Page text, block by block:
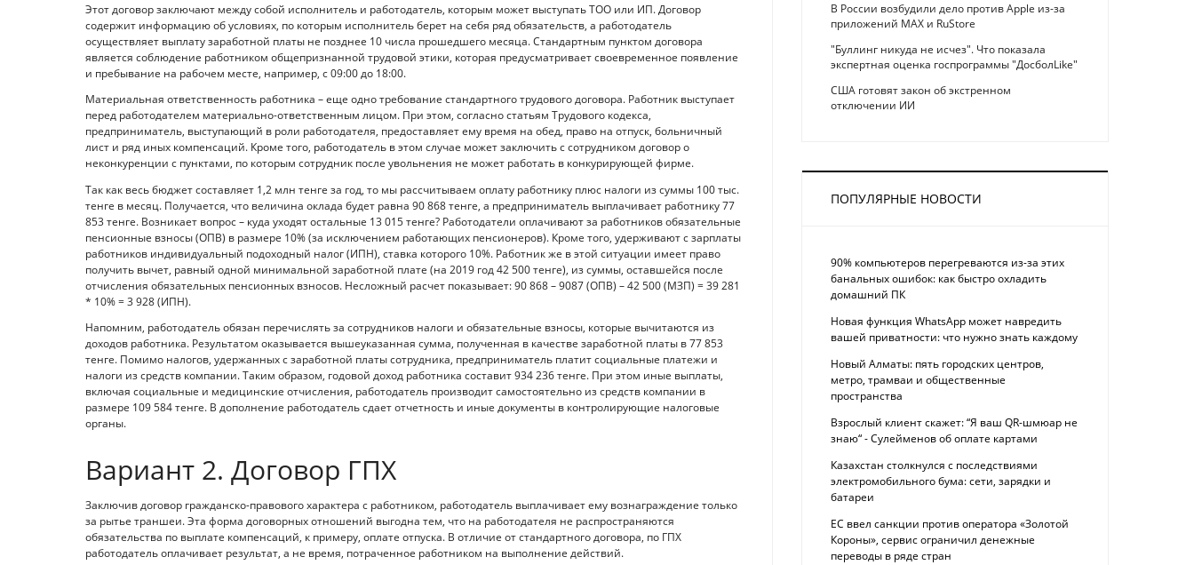
Этот договор заключают между собой исполнитель и работодатель, которым может выступать ТОО или ИП. Договор
содержит информацию об условиях, по которым исполнитель берет на себя ряд обязательств, а работодатель
осуществляет выплату заработной платы не позднее 10 числа прошедшего месяца. Стандартным пунктом договора
является соблюдение работником общепризнанной трудовой этики, которая предусматривает своевременное появление
и пребывание на рабочем месте, например, с 09:00 до 18:00.
Материальная ответственность работника – еще одно требование стандартного трудового договора. Работник выступает
перед работодателем материально-ответственным лицом. При этом, согласно статьям Трудового кодекса,
предприниматель, выступающий в роли работодателя, предоставляет ему время на обед, право на отпуск, больничный
лист и ряд иных компенсаций. Кроме того, работодатель в этом случае может заключить с сотрудником договор о
неконкуренции с пунктами, по которым сотрудник после увольнения не может работать в конкурирующей фирме.
Так как весь бюджет составляет 1,2 млн тенге за год, то мы рассчитываем оплату работнику плюс налоги из суммы 100 тыс.
тенге в месяц. Получается, что величина оклада будет равна 90 868 тенге, а предприниматель выплачивает работнику 77
853 тенге. Возникает вопрос – куда уходят остальные 13 015 тенге? Работодатели оплачивают за работников обязательные
пенсионные взносы (ОПВ) в размере 10% (за исключением работающих пенсионеров). Кроме того, удерживают с зарплаты
работников индивидуальный подоходный налог (ИПН), ставка которого 10%. Работник же в этой ситуации имеет право
получить вычет, равный одной минимальной заработной плате (на 2019 год 42 500 тенге), из суммы, оставшейся после
отчисления обязательных пенсионных взносов. Несложный расчет показывает: 90 868 – 9087 (ОПВ) – 42 500 (МЗП) = 39 281
* 10% = 3 928 (ИПН).
Напомним, работодатель обязан перечислять за сотрудников налоги и обязательные взносы, которые вычитаются из
доходов работника. Результатом оказывается вышеуказанная сумма, полученная в качестве заработной платы в 77 853
тенге. Помимо налогов, удержанных с заработной платы сотрудника, предприниматель платит социальные платежи и
налоги из средств компании. Таким образом, годовой доход работника составит 934 236 тенге. При этом иные выплаты,
включая социальные и медицинские отчисления, работодатель производит самостоятельно из средств компании в
размере 109 584 тенге. В дополнение работодатель сдает отчетность и иные документы в контролирующие налоговые
органы.
Вариант 2. Договор ГПХ
Заключив договор гражданско-правового характера с работником, работодатель выплачивает ему вознаграждение только
за рытье траншеи. Эта форма договорных отношений выгодна тем, что на работодателя не распространяются
обязательства по выплате компенсаций, к примеру, оплате отпуска. В отличие от стандартного договора, по ГПХ
работодатель оплачивает результат, а не время, потраченное работником на выполнение действий.
В России возбудили дело против Apple из-за
приложений MAX и RuStore
"Буллинг никуда не исчез". Что показала
экспертная оценка госпрограммы "ДосболLike"
США готовят закон об экстренном
отключении ИИ
ПОПУЛЯРНЫЕ НОВОСТИ
90% компьютеров перегреваются из-за этих
банальных ошибок: как быстро охладить
домашний ПК
Новая функция WhatsApp может навредить
вашей приватности: что нужно знать каждому
Новый Алматы: пять городских центров,
метро, трамваи и общественные
пространства
Взрослый клиент скажет: “Я ваш QR-шмюар не
знаю“ - Сулейменов об оплате картами
Казахстан столкнулся с последствиями
электромобильного бума: сети, зарядки и
батареи
ЕС ввел санкции против оператора «Золотой
Короны», сервис ограничил денежные
переводы в ряде стран